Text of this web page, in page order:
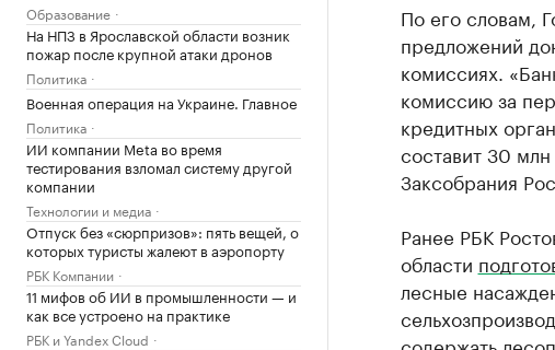
Образование
На НПЗ в Ярославской области возник
пожар после крупной атаки дронов
Политика
Военная операция на Украине. Главное
Политика
ИИ компании Meta во время
тестирования взломал систему другой
компании
Технологии и медиа
Отпуск без «сюрпризов»: пять вещей, о
которых туристы жалеют в аэропорту
РБК Компании
11 мифов об ИИ в промышленности — и
как все устроено на практике
РБК и Yandex Cloud
По его словам,
предложений
комиссиях.
комиссию за
кредитных
составит 30
Заксобрания
Ранее РБК
области
лесные